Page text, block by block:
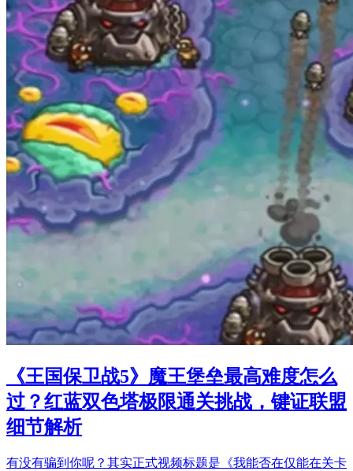
《王国保卫战5》魔王堡垒最高难度怎么
过？红蓝双色塔极限通关挑战，键证联盟
细节解析
有没有骗到你呢？其实正式视频标题是《我能否在仅能在关卡